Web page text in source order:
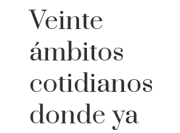
Veinte
ámbitos
cotidianos
donde ya